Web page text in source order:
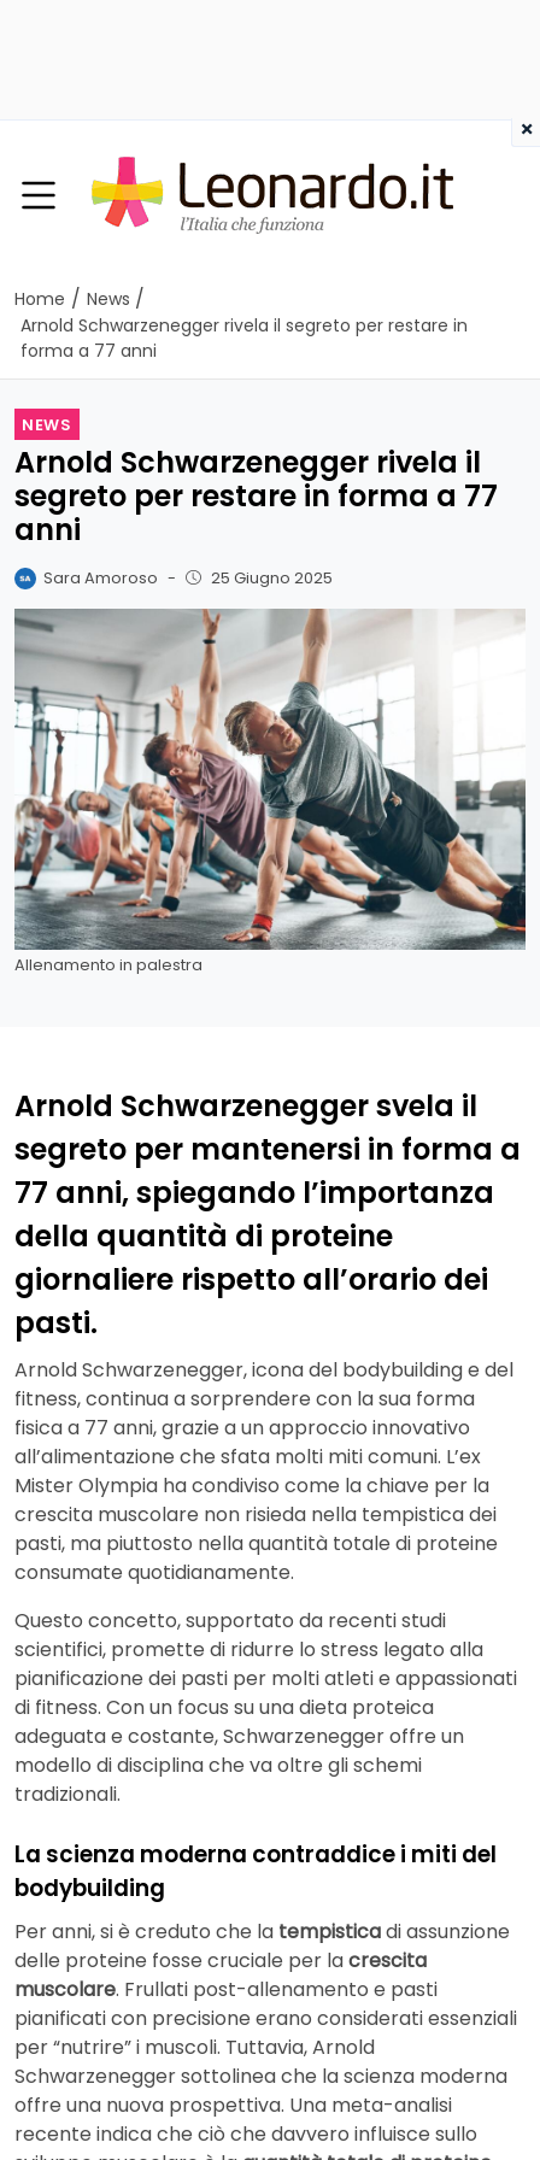
Home / News /
Arnold Schwarzenegger rivela il segreto per restare in
forma a 77 anni
NEWS
Arnold Schwarzenegger rivela il
segreto per restare in forma a 77
anni
Sara Amoroso - 25 Giugno 2025
Allenamento in palestra
Arnold Schwarzenegger svela il
segreto per mantenersi in forma a
77 anni, spiegando l’importanza
della quantità di proteine
giornaliere rispetto all’orario dei
pasti.
Arnold Schwarzenegger, icona del bodybuilding e del
fitness, continua a sorprendere con la sua forma
fisica a 77 anni, grazie a un approccio innovativo
all’alimentazione che sfata molti miti comuni. L’ex
Mister Olympia ha condiviso come la chiave per la
crescita muscolare non risieda nella tempistica dei
pasti, ma piuttosto nella quantità totale di proteine
consumate quotidianamente.
Questo concetto, supportato da recenti studi
scientifici, promette di ridurre lo stress legato alla
pianificazione dei pasti per molti atleti e appassionati
di fitness. Con un focus su una dieta proteica
adeguata e costante, Schwarzenegger offre un
modello di disciplina che va oltre gli schemi
tradizionali.
La scienza moderna contraddice i miti del
bodybuilding
Per anni, si è creduto che la tempisticadi assunzione
delle proteine fosse cruciale per lacrescita
muscolare. Frullati post-allenamento e pasti
pianificati con precisione erano considerati essenziali
per “nutrire” i muscoli. Tuttavia, Arnold
Schwarzenegger sottolinea che la scienza moderna
offre una nuova prospettiva. Una meta-analisi
recente indica che ciò che davvero influisce sullo
×